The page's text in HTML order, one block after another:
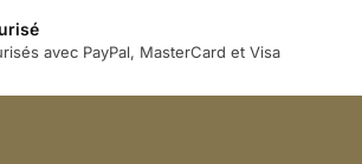
avec PayPal, MasterCard et Visa